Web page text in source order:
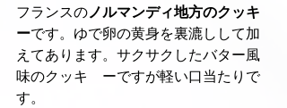
フランスのノルマンディ地方のクッキ
ーです。ゆで卵の黄身を裏漉しして加
えてあります。サクサクしたバター風
味のクッキ　ーですが軽い口当たりで
す。